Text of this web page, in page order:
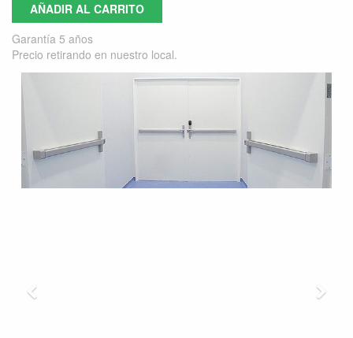
AÑADIR AL CARRITO
Garantía 5 años
Precio retirando en nuestro local.